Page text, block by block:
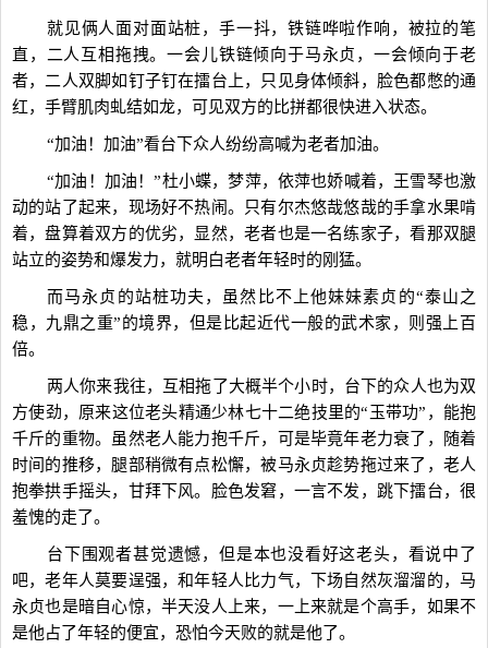
就见俩人面对面站桩，手一抖，铁链哗啦作响，被拉的笔
直，二人互相拖拽。一会儿铁链倾向于马永贞，一会倾向于老
者，二人双脚如钉子钉在擂台上，只见身体倾斜，脸色都憋的通
红，手臂肌肉虬结如龙，可见双方的比拼都很快进入状态。
“加油！加油”看台下众人纷纷高喊为老者加油。
“加油！加油！”杜小蝶，梦萍，依萍也娇喊着，王雪琴也激
动的站了起来，现场好不热闹。只有尔杰悠哉悠哉的手拿水果啃
着，盘算着双方的优劣，显然，老者也是一名练家子，看那双腿
站立的姿势和爆发力，就明白老者年轻时的刚猛。
而马永贞的站桩功夫，虽然比不上他妹妹素贞的“泰山之
稳，九鼎之重”的境界，但是比起近代一般的武术家，则强上百
倍。
两人你来我往，互相拖了大概半个小时，台下的众人也为双
方使劲，原来这位老头精通少林七十二绝技里的“玉带功”，能抱
千斤的重物。虽然老人能力抱千斤，可是毕竟年老力衰了，随着
时间的推移，腿部稍微有点松懈，被马永贞趁势拖过来了，老人
抱拳拱手摇头，甘拜下风。脸色发窘，一言不发，跳下擂台，很
羞愧的走了。
台下围观者甚觉遗憾，但是本也没看好这老头，看说中了
吧，老年人莫要逞强，和年轻人比力气，下场自然灰溜溜的，马
永贞也是暗自心惊，半天没人上来，一上来就是个高手，如果不
是他占了年轻的便宜，恐怕今天败的就是他了。